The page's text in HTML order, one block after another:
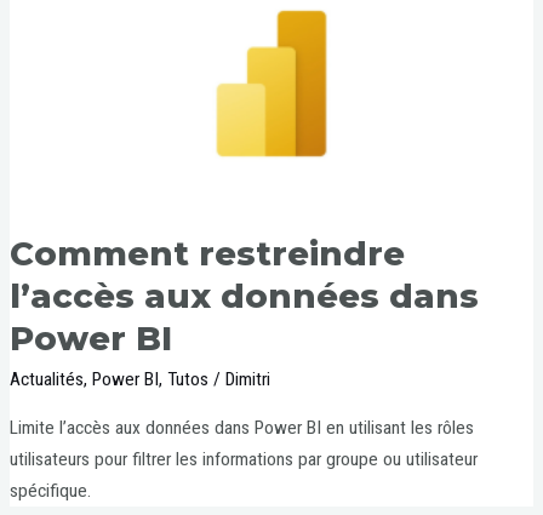
Comment restreindre
l’accès aux données dans
Power BI
Actualités, Power BI,Tutos / Dimitri
Limite l’accès aux données dans Power BI en utilisant les rôles
utilisateurs pour filtrer les informations par groupe ou utilisateur
spécifique.